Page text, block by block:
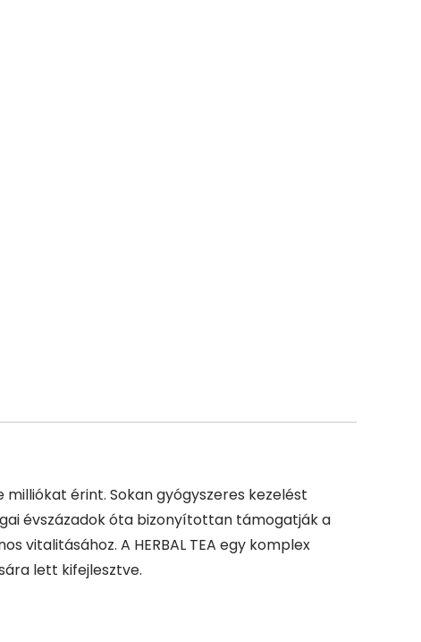
érint. Sokan gyógyszeres kezelést
évszázadok óta bizonyítottan támogatják a
vitalitásához. A HERBAL TEA egy komplex
lett kifejlesztve.